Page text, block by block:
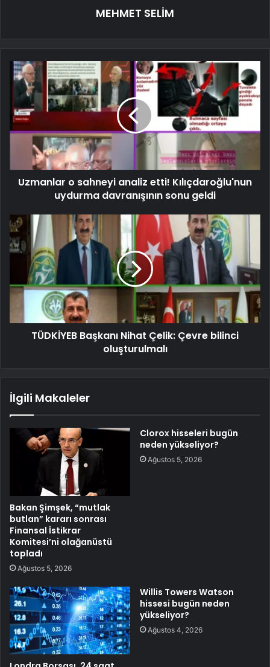
MEHMET SELİM
Uzmanlar o sahneyi analiz etti! Kılıçdaroğlu'nun
uydurma davranışının sonu geldi
TÜDKİYEB Başkanı Nihat Çelik: Çevre bilinci
oluşturulmalı
İlgili Makaleler
Bakan Şimşek, “mutlak
butlan” kararı sonrası
Finansal İstikrar
Komitesi’ni olağanüstü
topladı
Ağustos 5, 2026
Clorox hisseleri bugün
neden yükseliyor?
Ağustos 5, 2026
Willis Towers Watson
hissesi bugün neden
yükseliyor?
Ağustos 4, 2026